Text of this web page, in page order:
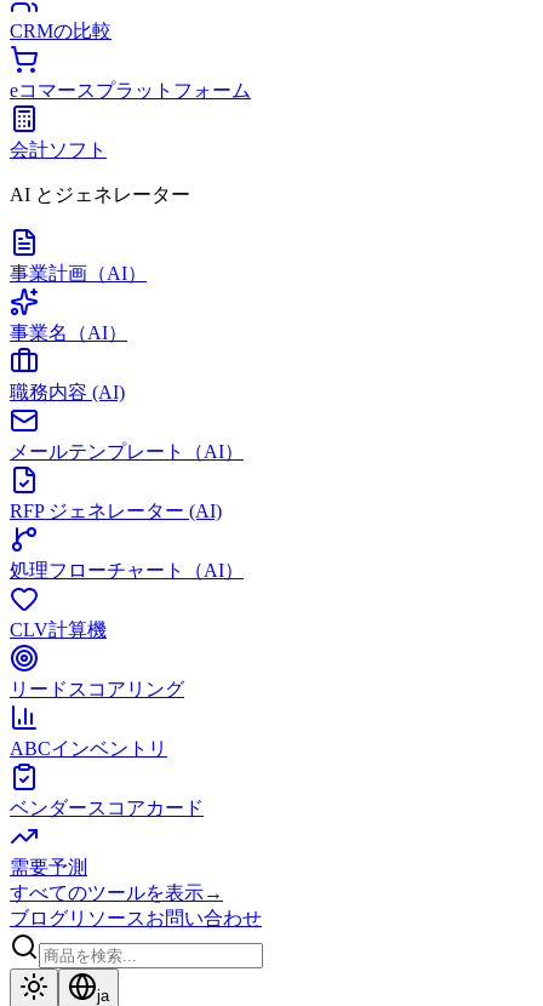
CRMの比較
eコマースプラットフォーム
会計ソフト
AI とジェネレーター
事業計画（AI）
事業名（AI）
職務内容 (AI)
メールテンプレート（AI）
RFP ジェネレーター (AI)
処理フローチャート（AI）
CLV計算機
リードスコアリング
ABCインベントリ
ベンダースコアカード
需要予測
すべてのツールを表示→
ブログリソースお問い合わせ
ja